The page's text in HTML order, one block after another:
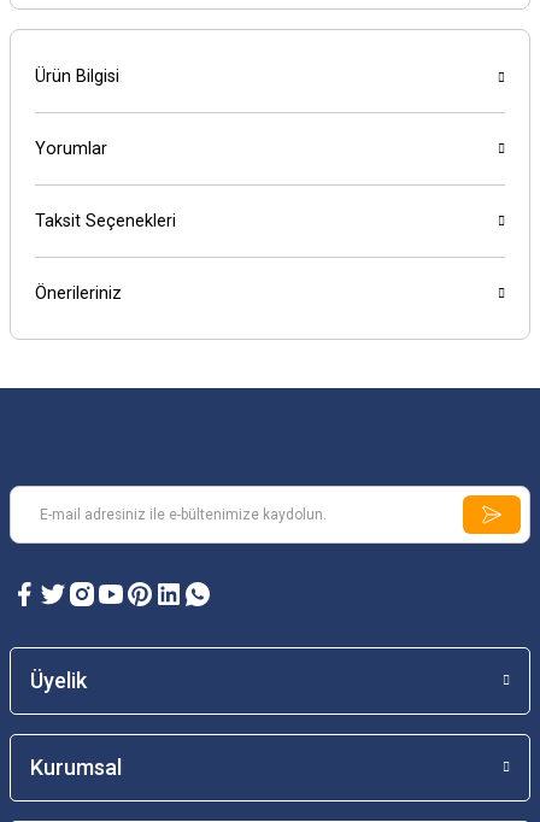
Ürün Bilgisi
Yorumlar
Taksit Seçenekleri
Önerileriniz
Üyelik
Kurumsal